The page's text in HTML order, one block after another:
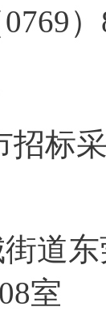
师
招标
道东